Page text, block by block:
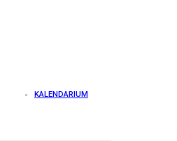
KALENDARIUM